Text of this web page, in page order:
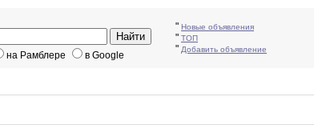
" Новые объявления
" ТОП
" Добавить объявление
на Рамблере в Google